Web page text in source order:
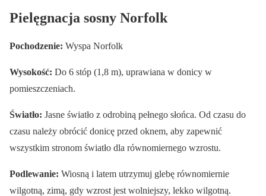
Pielęgnacja sosny Norfolk
Pochodzenie: Wyspa Norfolk
Wysokość: Do 6 stóp (1,8 m), uprawiana w donicy w
pomieszczeniach.
Światło: Jasne światło z odrobiną pełnego słońca. Od czasu do
czasu należy obrócić donicę przed oknem, aby zapewnić
wszystkim stronom światło dla równomiernego wzrostu.
Podlewanie: Wiosną i latem utrzymuj glebę równomiernie
wilgotną, zimą, gdy wzrost jest wolniejszy, lekko wilgotną.